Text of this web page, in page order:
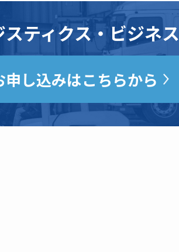
ティクス・ビジネス
申し込みはこちらから